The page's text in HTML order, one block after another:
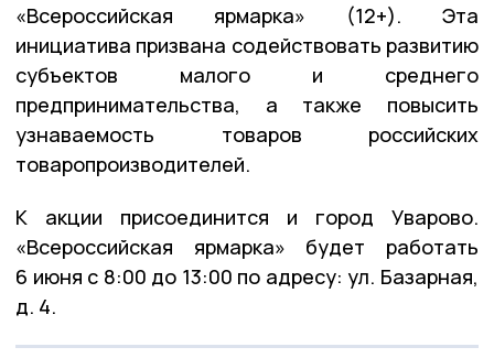
«Всероссийская ярмарка» (12+). Эта
инициатива призвана содействовать развитию
субъектов малого и среднего
предпринимательства, а также повысить
узнаваемость товаров российских
товаропроизводителей.
К акции присоединится и город Уварово.
«Всероссийская ярмарка» будет работать
6 июня с 8:00 до 13:00 по адресу: ул. Базарная,
д. 4.